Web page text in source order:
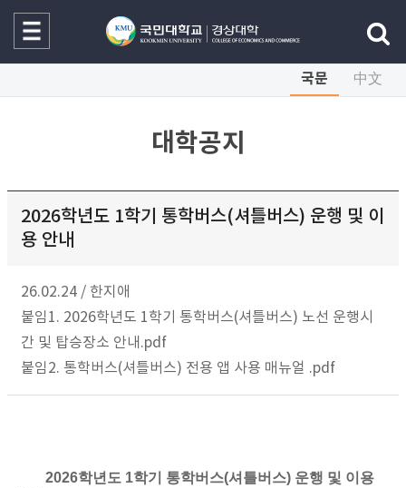
국문 中文
대학공지
2026학년도 1학기 통학버스(셔틀버스) 운행 및 이
용 안내
26.02.24 / 한지애
붙임1. 2026학년도 1학기 통학버스(셔틀버스) 노선 운행시
간 및 탑승장소 안내.pdf
붙임2. 통학버스(셔틀버스) 전용 앱 사용 매뉴얼 .pdf
2026학년도 1학기 통학버스(셔틀버스) 운행 및 이용